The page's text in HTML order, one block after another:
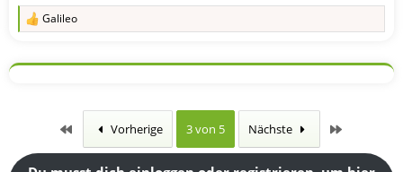
R
k
n
Galileo
Erste Vorherige 3 von 5 Nächste